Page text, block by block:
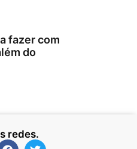
fazer com
do
redes.